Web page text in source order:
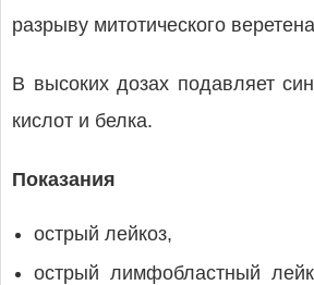
разрыву митотического
В высоких дозах подавляет
кислот и белка.
Показания
острый лейкоз,
острый лимфобластный